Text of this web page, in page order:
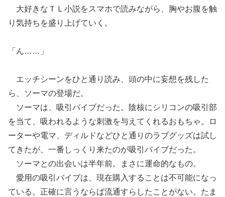
大好きなＴＬ小説をスマホで読みながら、胸やお腹を触
り気持ちを盛り上げていく。
「ん……」
エッチシーンをひと通り読み、頭の中に妄想を残した
ら、ソーマの登場だ。
ソーマは、吸引バイブだった。陰核にシリコンの吸引部
を当て、吸われるような刺激を与えてくれるおもちゃ。ロ
ーターや電マ、ディルドなどひと通りのラブグッズは試し
てきたが、一番しっくり来たのが吸引バイブだった。
ソーマとの出会いは半年前。まさに運命的なもの。
愛用の吸引バイブは、現在購入することは不可能になっ
ている。正確に言うならば流通すらしたことがない。たま